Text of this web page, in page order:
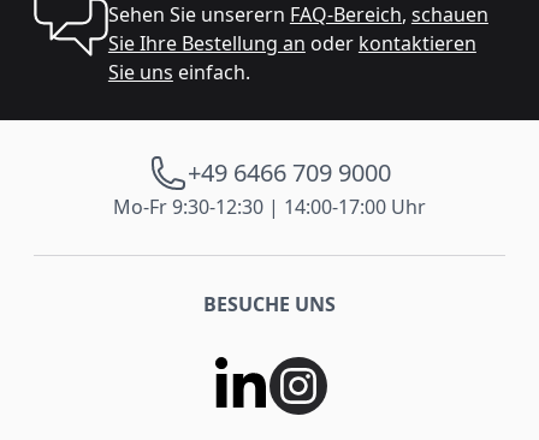
Sehen Sie unserern FAQ-Bereich, schauen
Sie Ihre Bestellung an oder kontaktieren
Sie uns einfach.
+49 6466 709 9000
Mo-Fr 9:30-12:30 | 14:00-17:00 Uhr
BESUCHE UNS